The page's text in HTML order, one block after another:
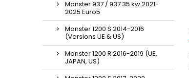
Monster 937 / 937 35 kw 2021-
2025 Euro5
Monster 1200 S 2014-2016
(Versions UE & US)
Monster 1200 R 2016-2019 (UE,
JAPAN, US)